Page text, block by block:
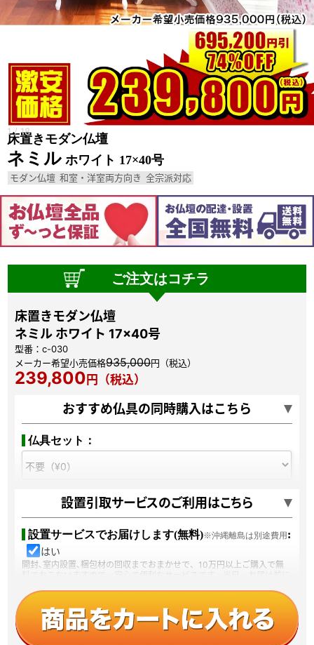
1/18
床置きモダン仏壇
ネミル ホワイト 17×40号
モダン仏壇 和室・洋室両方向き 全宗派対応
ご注文はコチラ
床置きモダン仏壇
ネミル ホワイト 17×40号
型番：c-030
メーカー希望小売価格935,000円（税込）
239,800 円（税込）
おすすめ仏具の同時購入はこちら
仏具セット：
ご宗派：
設置引取サービスのご利用はこちら
設置サービスでお届けします(無料)※沖縄離島は別途費用 :
はい
開封､室内設置､梱包材の回収までおまかせで、10万円以上ご購入で無
楽々設置宅急便サービスなら
開封､室内設置､梱包材の 回収 まで
おまかせで、おこないます。